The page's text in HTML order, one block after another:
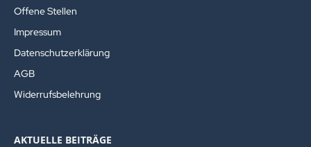
Offene Stellen
Impressum
Datenschutzerklärung
AGB
Widerrufsbelehrung
AKTUELLE BEITRÄGE